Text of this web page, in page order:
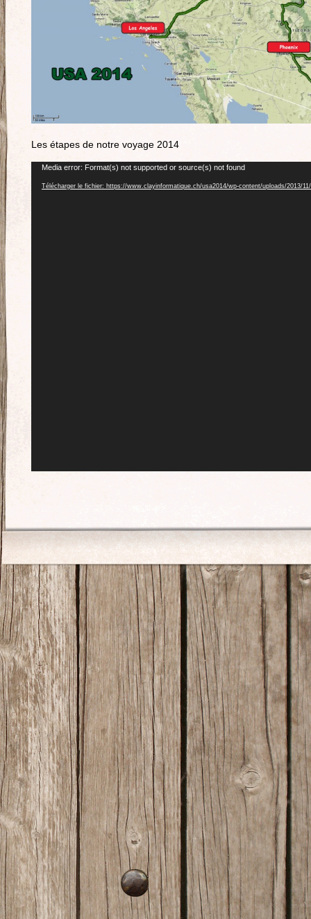
Les étapes de notre voyage 2014
Lecteur
Media error: Format(s) not supported or source(s) not found
Télécharger le fichier: https://www.clayinformatique.ch/usa2014/wp-content/uploads/2013/